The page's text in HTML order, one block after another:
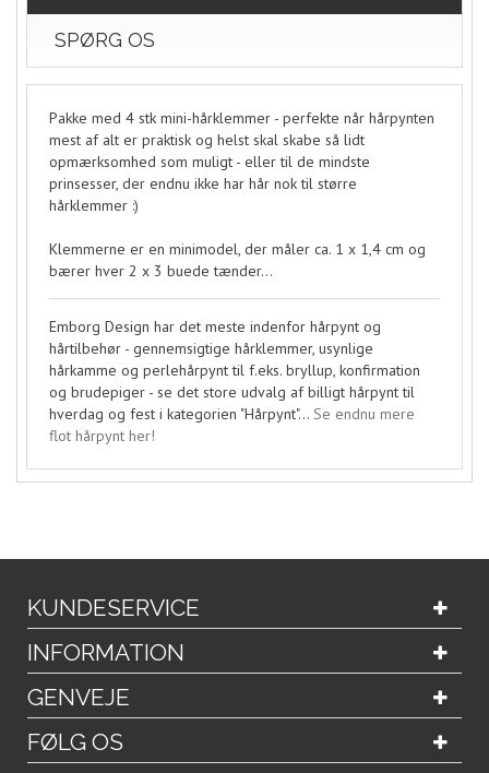
SPØRG OS
Pakke med 4 stk mini-hårklemmer - perfekte når hårpynten
mest af alt er praktisk og helst skal skabe så lidt
opmærksomhed som muligt - eller til de mindste
prinsesser, der endnu ikke har hår nok til større
hårklemmer :)
Klemmerne er en minimodel, der måler ca. 1 x 1,4 cm og
bærer hver 2 x 3 buede tænder...
Emborg Design har det meste indenfor hårpynt og
hårtilbehør - gennemsigtige hårklemmer, usynlige
hårkamme og perlehårpynt til f.eks. bryllup, konfirmation
og brudepiger - se det store udvalg af billigt hårpynt til
hverdag og fest i kategorien "Hårpynt"... Se endnu mere
flot hårpynt her!
KUNDESERVICE
INFORMATION
GENVEJE
FØLG OS